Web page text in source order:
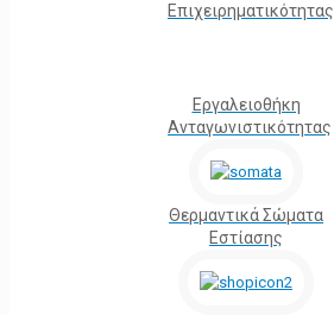
Eπιχειρηματικότητας
Εργαλειοθήκη
Ανταγωνιστικότητας
Θερμαντικά Σώματα
Εστίασης